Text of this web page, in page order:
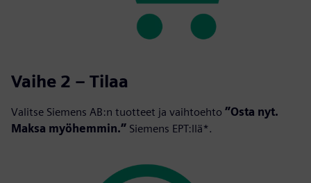
Vaihe 2 – Tilaa
Valitse Siemens AB:n tuotteet ja vaihtoehto ”Osta nyt.
Maksa myöhemmin.” Siemens EPT:llä*.